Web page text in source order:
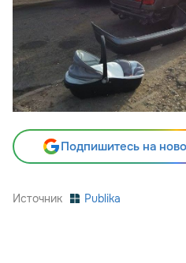
Подпишитесь на
Источник Publika